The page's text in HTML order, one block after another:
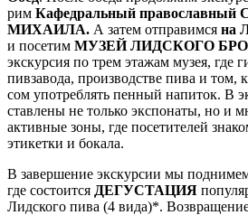
рим Кафедральный
МИХАИЛА. А затем от­пра­вим­ся на
и по­се­тим МУЗЕЙ ЛИДСКОГО
экскурсия по трем эта­жам му­зея, где
пивзавода, про­из­вод­стве пи­ва и том,
сом употреблять пен­ный на­пи­ток. В
став­ле­ны не толь­ко экс­по­на­ты, но и
ак­тив­ные зоны, где по­се­ти­те­лей
этикетки и бокала.
В за­вер­ше­ние экс­кур­сии мы
где состоится ДЕГУСТАЦИЯ
Лидского пи­ва (4 ви­да)*.